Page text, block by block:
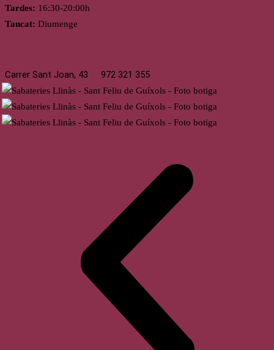
Tardes: 16:30-20:00h
Tancat: Diumenge
Carrer Sant Joan, 43 972 321 355